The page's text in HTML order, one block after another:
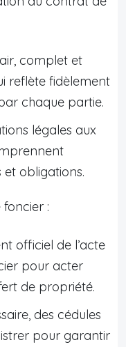
complet et
reflète fidèlement
chaque partie.
légales aux
obligations.
:
officiel de l’acte
pour acter
de propriété.
des cédules
pour garantir